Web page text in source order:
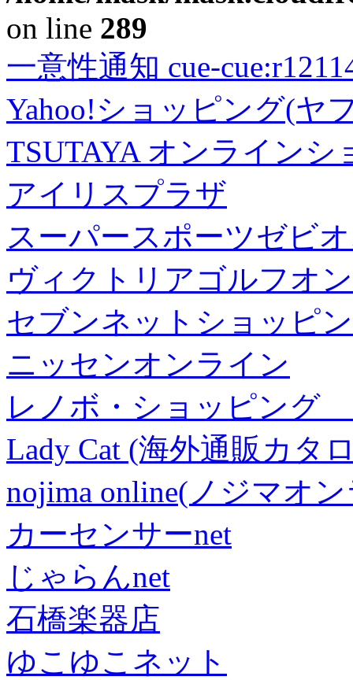
on line 289
一意性通知 cue-
Yahoo!ショッピング(ヤ
TSUTAYA オンラインシ
アイリスプラザ
スーパースポーツゼビ
ヴィクトリアゴルフオ
セブンネットショッピ
ニッセンオンライン
レノボ・ショッピング
Lady Cat (海外通販カタ
nojima online(ノジマオ
カーセンサーnet
じゃらんnet
石橋楽器店
ゆこゆこネット